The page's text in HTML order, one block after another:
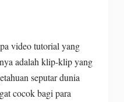
video tutorial yang
adalah klip-klip yang
seputar dunia
cocok bagi para